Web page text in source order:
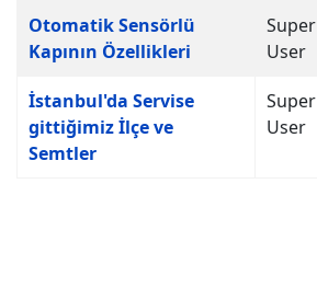
Otomatik Sensörlü
Kapının Özellikleri
Super
User
İstanbul'da Servise
gittiğimiz İlçe ve
Semtler
Super
User